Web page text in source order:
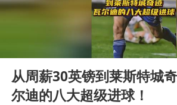
台风白海豚或
弹药库存告急
沙特否认与胡
Play
从周薪30英镑到莱斯特城
尔迪的八大超级进球！